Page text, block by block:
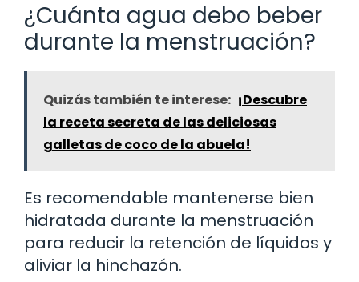
¿Cuánta agua debo beber
durante la menstruación?
Quizás también te interese: ¡Descubre
la receta secreta de las deliciosas
galletas de coco de la abuela!
Es recomendable mantenerse bien
hidratada durante la menstruación
para reducir la retención de líquidos y
aliviar la hinchazón.